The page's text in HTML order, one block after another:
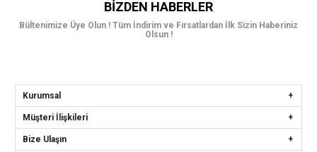
BIZDEN HABERLER
Bültenimize Üye Olun ! Tüm İndirim ve Fırsatlardan İlk Sizin Haberiniz
Olsun !
Kurumsal
Müşteri İlişkileri
Bize Ulaşın